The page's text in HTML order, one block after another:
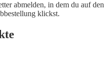
abmelden, in dem du auf den
klickst.